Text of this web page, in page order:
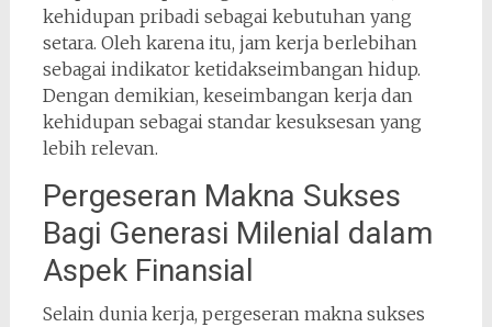
kehidupan pribadi sebagai kebutuhan yang
setara. Oleh karena itu, jam kerja berlebihan
sebagai indikator ketidakseimbangan hidup.
Dengan demikian, keseimbangan kerja dan
kehidupan sebagai standar kesuksesan yang
lebih relevan.
Pergeseran Makna Sukses
Bagi Generasi Milenial dalam
Aspek Finansial
Selain dunia kerja, pergeseran makna sukses